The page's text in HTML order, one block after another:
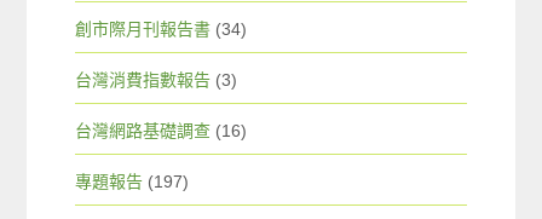
創市際月刊報告書 (34)
台灣消費指數報告 (3)
台灣網路基礎調查 (16)
專題報告 (197)